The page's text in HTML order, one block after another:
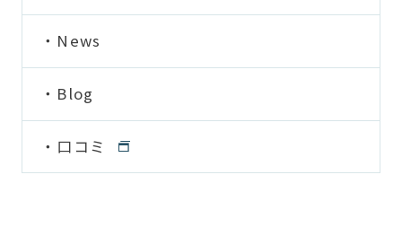
News
Blog
口コミ